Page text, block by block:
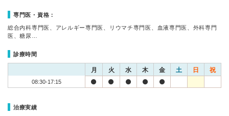
専門医・資格：
総合内科専門医、アレルギー専門医、リウマチ専門医、血液専門医、外科専門
医、糖尿…
診療時間
月 火 水 木 金 土 日 祝
08:30-17:15
治療実績